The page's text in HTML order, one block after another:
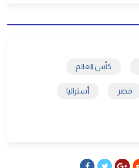
كأس العالم
مصر أستراليا